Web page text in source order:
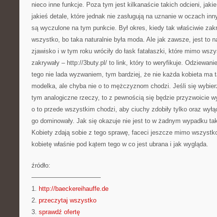
nieco inne funkcje. Poza tym jest kilkanaście takich odcieni,
jakieś detale, które jednak nie zasługują na uznanie w oczach
są wyczulone na tym punkcie. Był okres, kiedy tak właściwie
wszystko, bo taka naturalnie była moda. Ale jak zawsze, jest to
zjawisko i w tym roku wróciły do łask fatałaszki, które mimo
zakrywały – http://3buty.pl/ to link, który to weryfikuje.
tego nie lada wyzwaniem, tym bardziej, że nie każda kobieta ma
modelka, ale chyba nie o to mężczyznom chodzi. Jeśli się
tym analogiczne rzeczy, to z pewnością się będzie przyzwoicie
o to przede wszystkim chodzi, aby ciuchy zdobiły tylko oraz
go dominowały. Jak się okazuje nie jest to w żadnym wypadku
Kobiety zdają sobie z tego sprawę, faceci jeszcze mimo
kobietę właśnie pod kątem tego w co jest ubrana i jak wygląda.
źródło:
———————————
1. http://baeckereihauffe.de
2. przeczytaj wszystko
3. sprawdź ofertę